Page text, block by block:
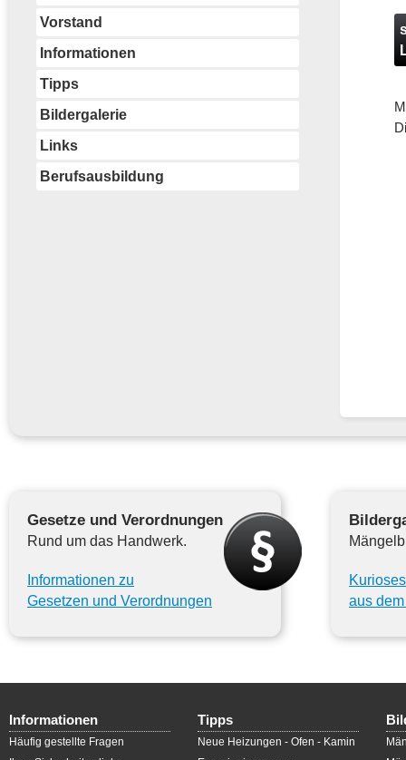
Vorstand
Informationen
Tipps
Bildergalerie
Links
Berufsausbildung
Gesetze und Verordnungen
Rund um das Handwerk.
Informationen zu
Gesetzen und Verordnungen
aus
Informationen
Häufig gestellte Fragen
Tipps
Neue Heizungen - Ofen - Kamin